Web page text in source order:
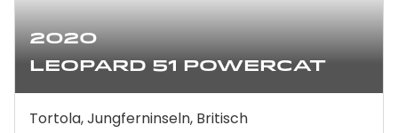
2020
Leopard 51 Powercat
Tortola, Jungferninseln, Britisch